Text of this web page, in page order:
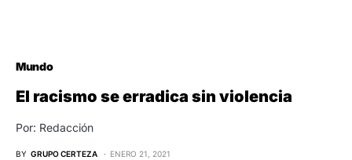
Mundo
El racismo se erradica sin violencia
Por: Redacción
BY GRUPO CERTEZA ENERO 21, 2021